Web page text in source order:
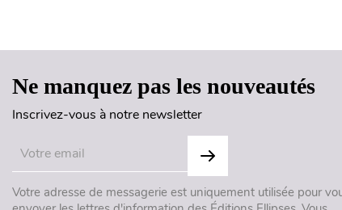
Ne manquez pas les nouveautés
Inscrivez-vous à notre newsletter
Votre adresse de messagerie est uniquement utilisée pour